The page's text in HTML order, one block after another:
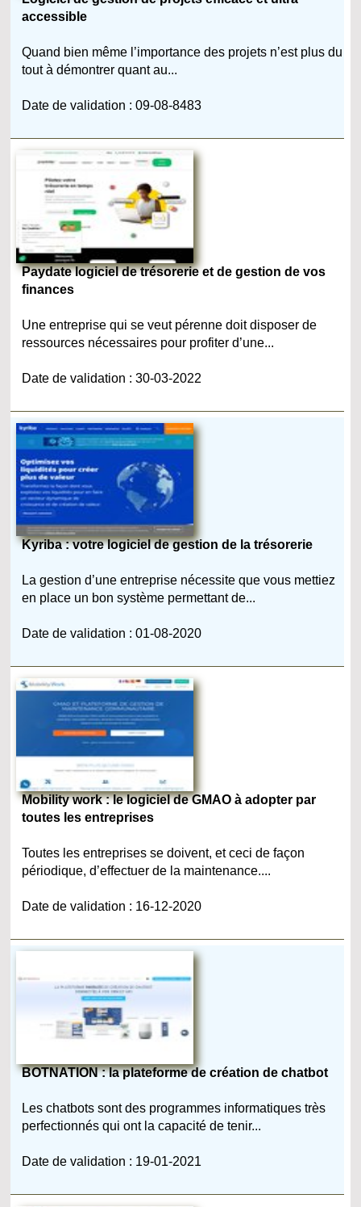
accessible
Quand bien même l’importance des projets n’est plus du
tout à démontrer quant au...
Date de validation : 09-08-8483
Paydate logiciel de trésorerie et de gestion de vos
finances
Une entreprise qui se veut pérenne doit disposer de
ressources nécessaires pour profiter d’une...
Date de validation : 30-03-2022
Kyriba : votre logiciel de gestion de la trésorerie
La gestion d’une entreprise nécessite que vous mettiez
en place un bon système permettant de...
Date de validation : 01-08-2020
Mobility work : le logiciel de GMAO à adopter par
toutes les entreprises
Toutes les entreprises se doivent, et ceci de façon
périodique, d’effectuer de la maintenance....
Date de validation : 16-12-2020
BOTNATION : la plateforme de création de chatbot
Les chatbots sont des programmes informatiques très
perfectionnés qui ont la capacité de tenir...
Date de validation : 19-01-2021